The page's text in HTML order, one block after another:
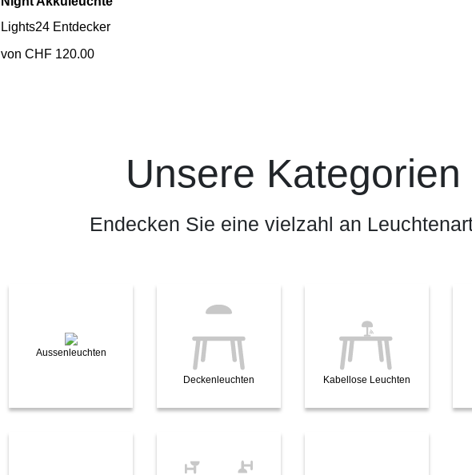
Lights24 Entdecker
von CHF 120.00
Unsere Kategorien
Endecken Sie eine vielzahl an
Aussenleuchten
Deckenleuchten Kabellose Leuchten